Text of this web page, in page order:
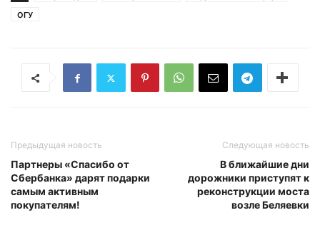
ОГУ
Предыдущая новость
Партнеры «Спасибо от
Сбербанка» дарят подарки
самым активным
покупателям!
Следующая новость
В ближайшие дни
дорожники приступят к
реконструкции моста
возле Беляевки